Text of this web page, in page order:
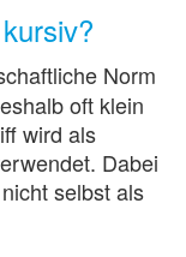
kursiv?
Norm
oft klein
wird als
Dabei
selbst als